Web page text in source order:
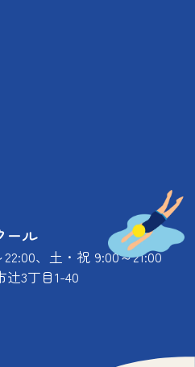
ール
、土・祝 9:00～21:00
辻3丁目1-40